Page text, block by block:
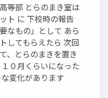
等部 とらのまき室は
ト に 下校時の報告
なもの」として あら
してもらえたら 次回
、とらのまきを置き
０月くらいになった
変化があります